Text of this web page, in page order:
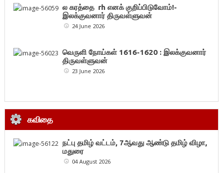
ல கரத்தை rh எனக் குறிப்பிடுவோம்!-
இலக்குவனார் திருவள்ளுவன்
24 June 2026
வெருளி நோய்கள் 1616-1620 : இலக்குவனார்
திருவள்ளுவன்
23 June 2026
கவிதை
நட்பு தமிழ் வட்டம், 7ஆவது ஆண்டு தமிழ் விழா,
மதுரை
04 August 2026